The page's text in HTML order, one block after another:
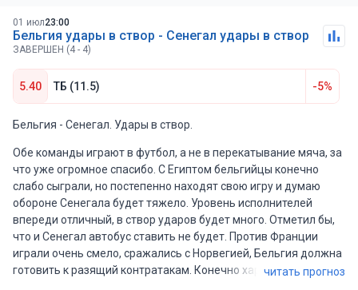
01 июл23:00
Бельгия удары в створ - Сенегал удары в створ
ЗАВЕРШЕН (4 - 4)
5.40 ТБ (11.5) -5%
Бельгия - Сенегал. Удары в створ.
Обе команды играют в футбол, а не в перекатывание мяча, за
что уже огромное спасибо. С Египтом бельгийцы конечно
слабо сыграли, но постепенно находят свою игру и думаю
обороне Сенегала будет тяжело. Уровень исполнителей
впереди отличный, в створ ударов будет много. Отметил бы,
что и Сенегал автобус ставить не будет. Против Франции
играли очень смело, сражались с Норвегией, Бельгия должна
готовить к разящий контратакам. Конечно характер матча
читать прогноз